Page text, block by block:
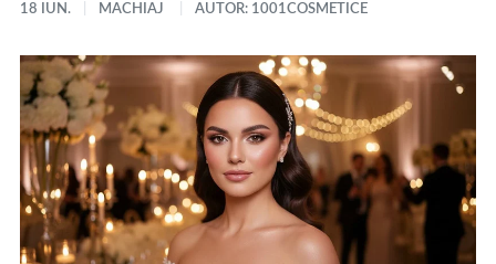
18 IUN.
MACHIAJ AUTOR: 1001COSMETICE